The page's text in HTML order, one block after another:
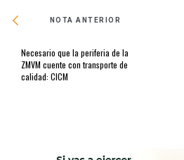
NOTA ANTERIOR
Necesario que la periferia de la
ZMVM cuente con transporte de
calidad: CICM